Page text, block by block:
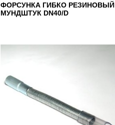
ФОРСУНКА ГИБКО РЕЗИНОВЫЙ
МУНДШТУК DN40/D